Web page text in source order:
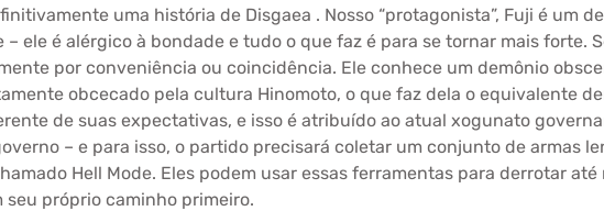
uma história de Disgaea . Nosso “protagonista”, Fuji é um
ele é alérgico à bondade e tudo o que faz é para se tornar mais forte.
por conveniência ou coincidência. Ele conhece um demônio
obcecado pela cultura Hinomoto, o que faz dela o equivalente
de suas expectativas, e isso é atribuído ao atual xogunato
– e para isso, o partido precisará coletar um conjunto de armas
Hell Mode. Eles podem usar essas ferramentas para derrotar
seu próprio caminho primeiro.